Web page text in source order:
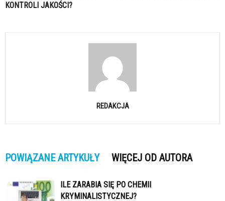
KONTROLI JAKOŚCI?
REDAKCJA
POWIĄZANE ARTYKUŁY WIĘCEJ OD AUTORA
ILE ZARABIA SIĘ PO CHEMII
KRYMINALISTYCZNEJ?